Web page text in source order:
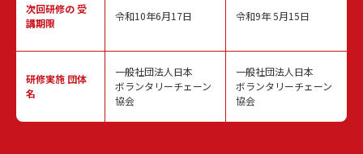
次回研修の受
講期限
研修実施 団体
名
令和10年6月17日
一般社団法人日本
ボランタリーチェーン
協会
令和9年 5月15日
一般社団法人日本
ボランタリーチェーン
協会